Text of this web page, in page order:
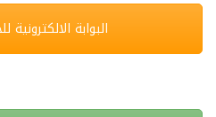
البوابة الالكترونية